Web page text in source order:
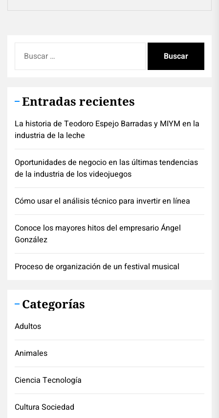
Entradas recientes
La historia de Teodoro Espejo Barradas y MIYM en la
industria de la leche
Oportunidades de negocio en las últimas tendencias
de la industria de los videojuegos
Cómo usar el análisis técnico para invertir en línea
Conoce los mayores hitos del empresario Ángel
González
Proceso de organización de un festival musical
Categorías
Adultos
Animales
Ciencia Tecnología
Cultura Sociedad